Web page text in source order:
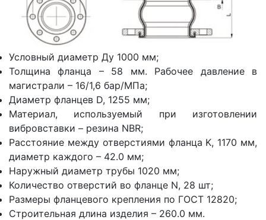
Условный диаметр Ду 1000 мм;
Толщина фланца – 58 мм. Рабочее давление в
магистрали – 16/1,6 бар/МПа;
Диаметр фланцев D, 1255 мм;
Материал, используемый при изготовлении
вибровставки – резина NBR;
Расстояние между отверстиями фланца K, 1170 мм,
диаметр каждого – 42.0 мм;
Наружный диаметр трубы 1020 мм;
Количество отверстий во фланце N, 28 шт;
Размеры фланцевого крепления по ГОСТ 12820;
Строительная длина изделия – 260.0 мм.